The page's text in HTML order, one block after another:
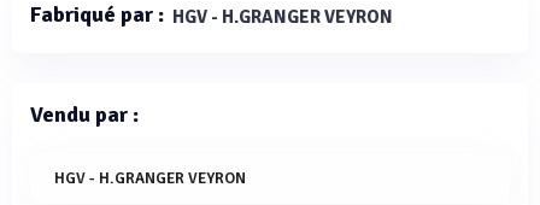
Fabriqué par : HGV - H.GRANGER VEYRON
Vendu par :
HGV - H.GRANGER VEYRON